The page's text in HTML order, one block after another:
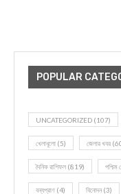
POPULAR
UNCATEGORIZED (107)
খেলাধূলো (5) জেলার খবর
দৈনিক রাশিফল (819) পশ্চিম
বন্যপ্রাণ (4) বিনোদন(3)